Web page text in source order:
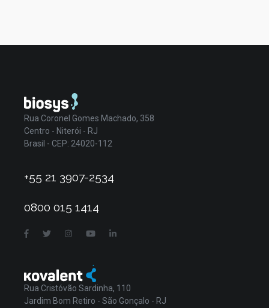
Rua Coronel Gomes Machado, 358
Centro - Niterói - RJ
Brasil - CEP: 24020-112
+55 21 3907-2534
0800 015 1414
Rua Cristóvão Sardinha, 110
Jardim Bom Retiro - São Gonçalo - RJ